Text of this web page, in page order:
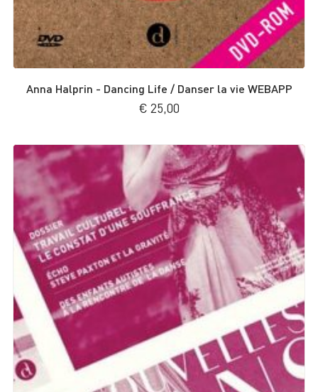
Anna Halprin - Dancing Life / Danser la vie WEBAPP
€ 25,00